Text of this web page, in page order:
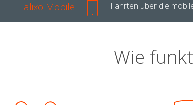
Talixo Mobile Fahrten über die
Wie